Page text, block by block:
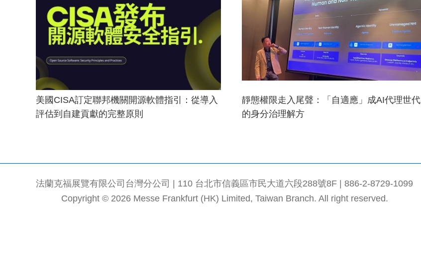
美國CISA訂定聯邦機關開源軟體指引：從導入
評估到自建貢獻的完整原則
靜態權限走入尾聲：「自適應」成AI代理世代
的身分治理解方
法蘭克福展覽有限公司台灣分公司 | 110 台北市信義區市民大道六段288號8F | 886-2-8729-1099
Copyright © 2026 Messe Frankfurt (HK) Limited, Taiwan Branch. All right reserved.